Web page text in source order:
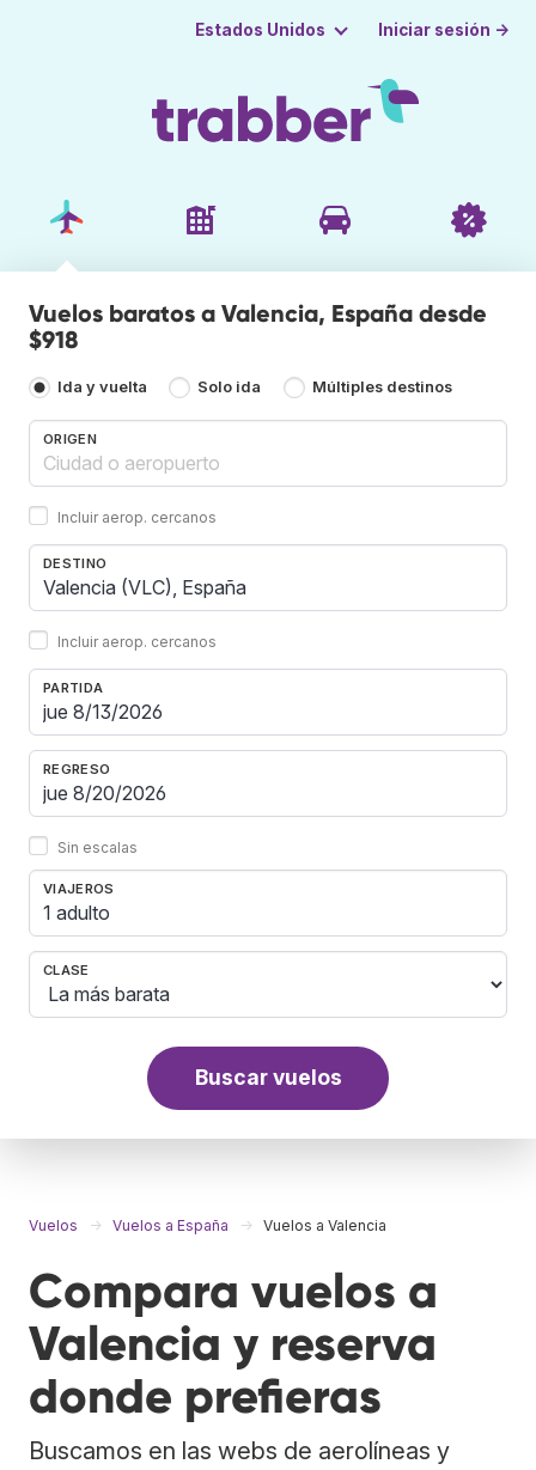
Estados Unidos Iniciar sesión →
Vuelos baratos a Valencia, España desde
$918
Ida y vuelta Solo ida Múltiples destinos
ORIGEN
Incluir aerop. cercanos
DESTINO
Incluir aerop. cercanos
PARTIDA
REGRESO
Sin escalas
VIAJEROS
1 adulto
CLASE
Buscar vuelos
Vuelos Vuelos a España Vuelos a Valencia
Compara vuelos a
Valencia y reserva
donde prefieras
Buscamos en las webs de aerolíneas y